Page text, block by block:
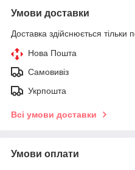
Умови доставки
Доставка здійснюється тільки
Нова Пошта
Самовивіз
Укрпошта
Всі умови доставки
Умови оплати